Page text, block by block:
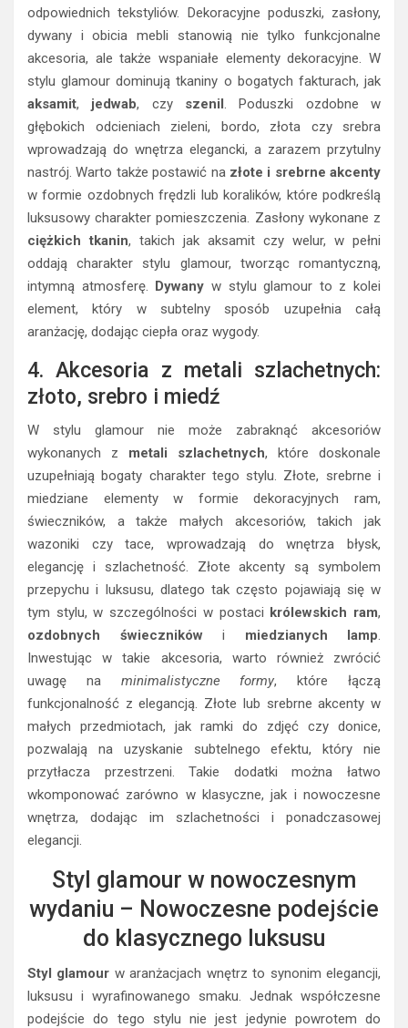
odpowiednich tekstyliów. Dekoracyjne poduszki, zasłony,
dywany i obicia mebli stanowią nie tylko funkcjonalne
akcesoria, ale także wspaniałe elementy dekoracyjne. W
stylu glamour dominują tkaniny o bogatych fakturach, jak
aksamit, jedwab, czy szenil. Poduszki ozdobne w
głębokich odcieniach zieleni, bordo, złota czy srebra
wprowadzają do wnętrza elegancki, a zarazem przytulny
nastrój. Warto także postawić na złote i srebrne akcenty
w formie ozdobnych frędzli lub koralików, które podkreślą
luksusowy charakter pomieszczenia. Zasłony wykonane z
ciężkich tkanin, takich jak aksamit czy welur, w pełni
oddają charakter stylu glamour, tworząc romantyczną,
intymną atmosferę. Dywany w stylu glamour to z kolei
element, który w subtelny sposób uzupełnia całą
aranżację, dodając ciepła oraz wygody.
4. Akcesoria z metali szlachetnych:
złoto, srebro i miedź
W stylu glamour nie może zabraknąć akcesoriów
wykonanych z metali szlachetnych, które doskonale
uzupełniają bogaty charakter tego stylu. Złote, srebrne i
miedziane elementy w formie dekoracyjnych ram,
świeczników, a także małych akcesoriów, takich jak
wazoniki czy tace, wprowadzają do wnętrza błysk,
elegancję i szlachetność. Złote akcenty są symbolem
przepychu i luksusu, dlatego tak często pojawiają się w
tym stylu, w szczególności w postaci królewskich ram,
ozdobnych świecznikówi miedzianych lamp.
Inwestując w takie akcesoria, warto również zwrócić
uwagę na minimalistyczne formy, które łączą
funkcjonalność z elegancją. Złote lub srebrne akcenty w
małych przedmiotach, jak ramki do zdjęć czy donice,
pozwalają na uzyskanie subtelnego efektu, który nie
przytłacza przestrzeni. Takie dodatki można łatwo
wkomponować zarówno w klasyczne, jak i nowoczesne
wnętrza, dodając im szlachetności i ponadczasowej
elegancji.
Styl glamour w nowoczesnym
wydaniu – Nowoczesne podejście
do klasycznego luksusu
Styl glamour w aranżacjach wnętrz to synonim elegancji,
luksusu i wyrafinowanego smaku. Jednak współczesne
podejście do tego stylu nie jest jedynie powrotem do